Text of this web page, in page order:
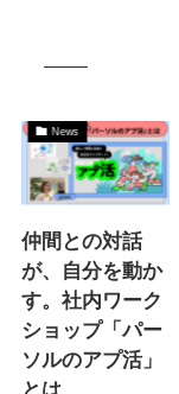
News
仲間との対話
が、自分を動か
す。社内ワーク
ショップ「パー
ソルのアプ活」